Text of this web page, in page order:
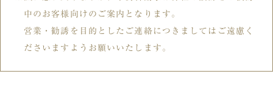
中のお客様向けのご案内となります。
営業・勧誘を目的としたご連絡につきましてはご遠慮く
ださいますようお願いいたします。